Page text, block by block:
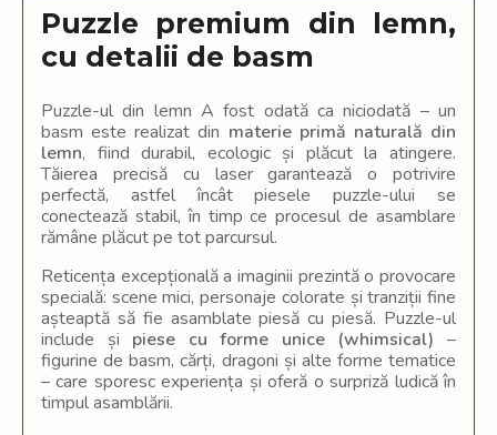
Puzzle premium din lemn,
cu detalii de basm
Puzzle-ul din lemn A fost odată ca niciodată – un
basm este realizat din materie primă naturală din
lemn, fiind durabil, ecologic și plăcut la atingere.
Tăierea precisă cu laser garantează o potrivire
perfectă, astfel încât piesele puzzle-ului se
conectează stabil, în timp ce procesul de asamblare
rămâne plăcut pe tot parcursul.
Reticența excepțională a imaginii prezintă o provocare
specială: scene mici, personaje colorate și tranziții fine
așteaptă să fie asamblate piesă cu piesă. Puzzle-ul
include și piese cu forme unice (whimsical) –
figurine de basm, cărți, dragoni și alte forme tematice
– care sporesc experiența și oferă o surpriză ludică în
timpul asamblării.